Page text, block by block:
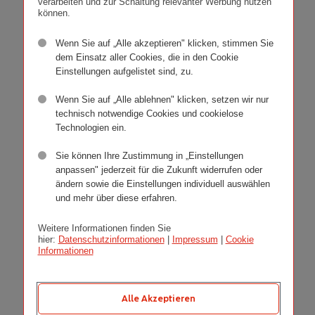
ausfüllen
LinkedIn-Profil
hochladen
können.
Wenn Sie auf „Alle akzeptieren" klicken, stimmen Sie
dem Einsatz aller Cookies, die in den Cookie
Einstellungen aufgelistet sind, zu.
Wenn Sie auf „Alle ablehnen" klicken, setzen wir nur
technisch notwendige Cookies und cookielose
Technologien ein.
Sie können Ihre Zustimmung in „Einstellungen
anpassen" jederzeit für die Zukunft widerrufen oder
ändern sowie die Einstellungen individuell auswählen
und mehr über diese erfahren.
Weitere Informationen finden Sie
hier: Datenschutzinformationen| Impressum | Cookie
Informationen
Alle Akzeptieren